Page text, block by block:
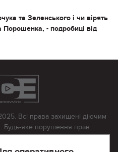
та Зеленського і чи вірять
- подробиці від
Всі права захищені діючим
Будь-яке порушення прав
Будь-яке відтворення
письмово дозволу редакції.